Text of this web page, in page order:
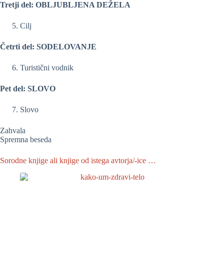
Tretji del: OBLJUBLJENA DEŽELA
Cilj
Četrti del: SODELOVANJE
Turistični vodnik
Pet del: SLOVO
Slovo
Zahvala
Spremna beseda
Sorodne knjige ali knjige od istega avtorja/-ice …